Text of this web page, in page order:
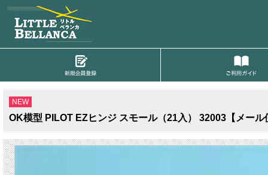
NEW
OK模型 PILOT EZヒンジ スモール（21入） 32003【メール